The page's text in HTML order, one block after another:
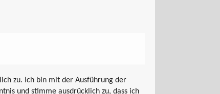
zu. Ich bin mit der Ausführung der
und stimme ausdrücklich zu, dass ich